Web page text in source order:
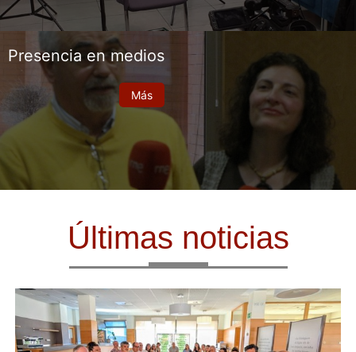
Presencia en medios
Más
Últimas noticias